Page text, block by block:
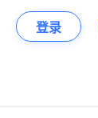
登录